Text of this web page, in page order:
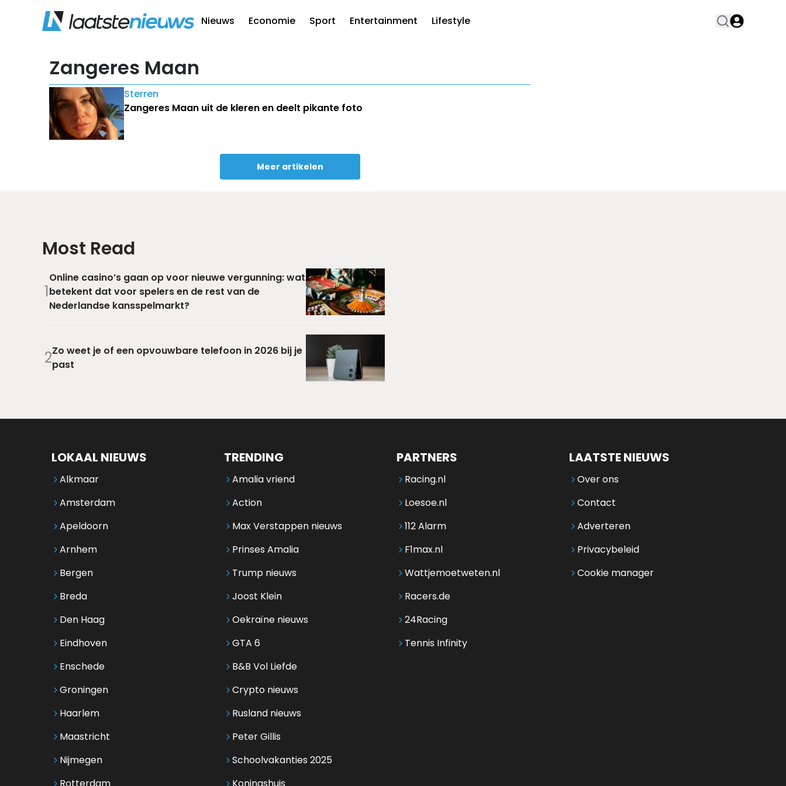
Nieuws Economie Sport Entertainment Lifestyle
Zangeres Maan
Sterren
Zangeres Maan uit de kleren en deelt pikante foto
Meer artikelen
Most Read
1
Online casino’s gaan op voor nieuwe vergunning: wat
betekent dat voor spelers en de rest van de
Nederlandse kansspelmarkt?
2Zo weet je of een opvouwbare telefoon in 2026 bij je
past
LOKAAL NIEUWS
Alkmaar
Amsterdam
Apeldoorn
Arnhem
Bergen
Breda
Den Haag
Eindhoven
Enschede
Groningen
Haarlem
Maastricht
Nijmegen
TRENDING
Amalia vriend
Action
Max Verstappen nieuws
Prinses Amalia
Trump nieuws
Joost Klein
Oekraïne nieuws
GTA 6
B&B Vol Liefde
Crypto nieuws
Rusland nieuws
Peter Gillis
Schoolvakanties 2025
PARTNERS
Racing.nl
Loesoe.nl
112 Alarm
F1max.nl
Wattjemoetweten.nl
Racers.de
24Racing
Tennis Infinity
LAATSTE NIEUWS
Over ons
Contact
Adverteren
Privacybeleid
Cookie manager